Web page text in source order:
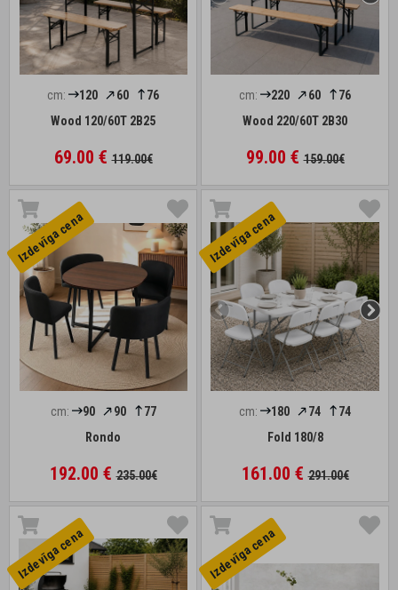
cm: 120 60
76
Wood 120/60T 2B25
69.00 €119.00€
cm: 220 60
76
Wood 220/60T 2B30
99.00 €159.00€
Izdevīga cena
cm: 90 90
77
Rondo
192.00 €235.00€
Izdevīga cena
cm: 180 74
74
Fold 180/8
161.00 €291.00€
Izdevīga cena Izdevīga cena